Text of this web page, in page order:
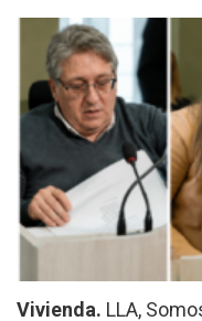
Vivienda. LLA,